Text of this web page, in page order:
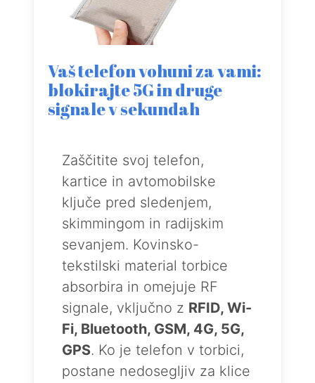
Vaš telefon vohuni za vami:
blokirajte 5G in druge
signale v sekundah
Zaščitite svoj telefon,
kartice in avtomobilske
ključe pred sledenjem,
skimmingom in radijskim
sevanjem. Kovinsko-
tekstilski material torbice
absorbira in omejuje RF
signale, vključno z RFID, Wi-
Fi, Bluetooth, GSM, 4G, 5G,
GPS. Ko je telefon v torbici,
postane nedosegljiv za klice